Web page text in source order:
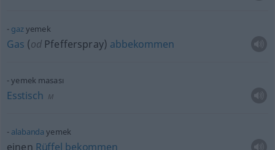
gazyemek
Gas (od Pfefferspray) abbekommen
yemek masası
Esstisch M
alabanda yemek
einen Rüffel bekommen